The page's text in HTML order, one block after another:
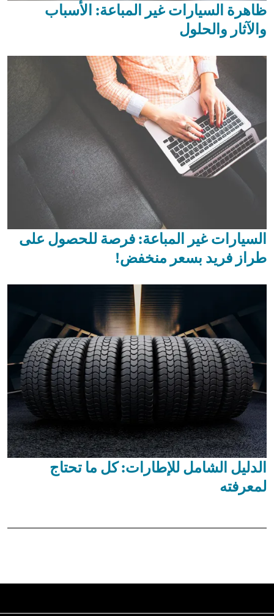
ظاهرة السيارات غير المباعة: الأسباب
والآثار والحلول
السيارات غير المباعة: فرصة للحصول على
طراز فريد بسعر منخفض!
الدليل الشامل للإطارات: كل ما تحتاج
لمعرفته